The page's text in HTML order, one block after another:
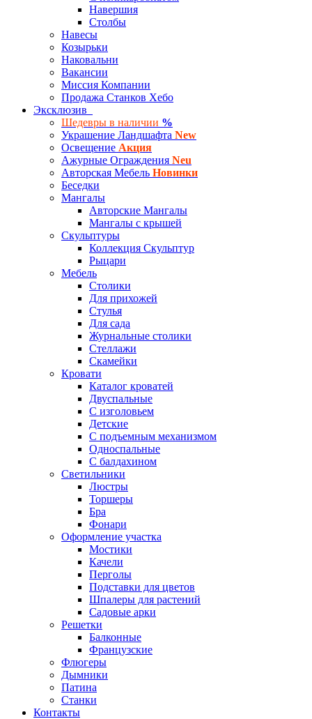
Навершия
Столбы
Навесы
Козырьки
Наковальни
Вакансии
Миссия Компании
Продажа Станков Хебо
Эксклюзив
Шедевры в наличии %
Украшение Ландшафта New
Освещение Акция
Ажурные Ограждения Neu
Авторская Мебель Новинки
Беседки
Мангалы
Авторские Мангалы
Мангалы с крышей
Скульптуры
Коллекция Скульптур
Рыцари
Мебель
Столики
Для прихожей
Стулья
Для сада
Журнальные столики
Стеллажи
Скамейки
Кровати
Каталог кроватей
Двуспальные
С изголовьем
Детские
С подъемным механизмом
Односпальные
С балдахином
Светильники
Люстры
Торшеры
Бра
Фонари
Оформление участка
Мостики
Качели
Перголы
Подставки для цветов
Шпалеры для растений
Садовые арки
Решетки
Балконные
Французские
Флюгеры
Дымники
Патина
Станки
Контакты